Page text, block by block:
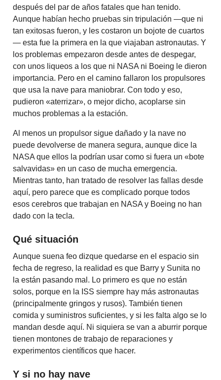
después del par de años fatales que han tenido.
Aunque habían hecho pruebas sin tripulación —que ni
tan exitosas fueron, y les costaron un bojote de cuartos
— esta fue la primera en la que viajaban astronautas. Y
los problemas empezaron desde antes de despegar,
con unos liqueos a los que ni NASA ni Boeing le dieron
importancia. Pero en el camino fallaron los propulsores
que usa la nave para maniobrar. Con todo y eso,
pudieron «aterrizar», o mejor dicho, acoplarse sin
muchos problemas a la estación.
Al menos un propulsor sigue dañado y la nave no
puede devolverse de manera segura, aunque dice la
NASA que ellos la podrían usar como si fuera un «bote
salvavidas» en un caso de mucha emergencia.
Mientras tanto, han tratado de resolver las fallas desde
aquí, pero parece que es complicado porque todos
esos cerebros que trabajan en NASA y Boeing no han
dado con la tecla.
Qué situación
Aunque suena feo dizque quedarse en el espacio sin
fecha de regreso, la realidad es que Barry y Sunita no
la están pasando mal. Lo primero es que no están
solos, porque en la ISS siempre hay más astronautas
(principalmente gringos y rusos). También tienen
comida y suministros suficientes, y si les falta algo se lo
mandan desde aquí. Ni siquiera se van a aburrir porque
tienen montones de trabajo de reparaciones y
experimentos científicos que hacer.
Y si no hay nave